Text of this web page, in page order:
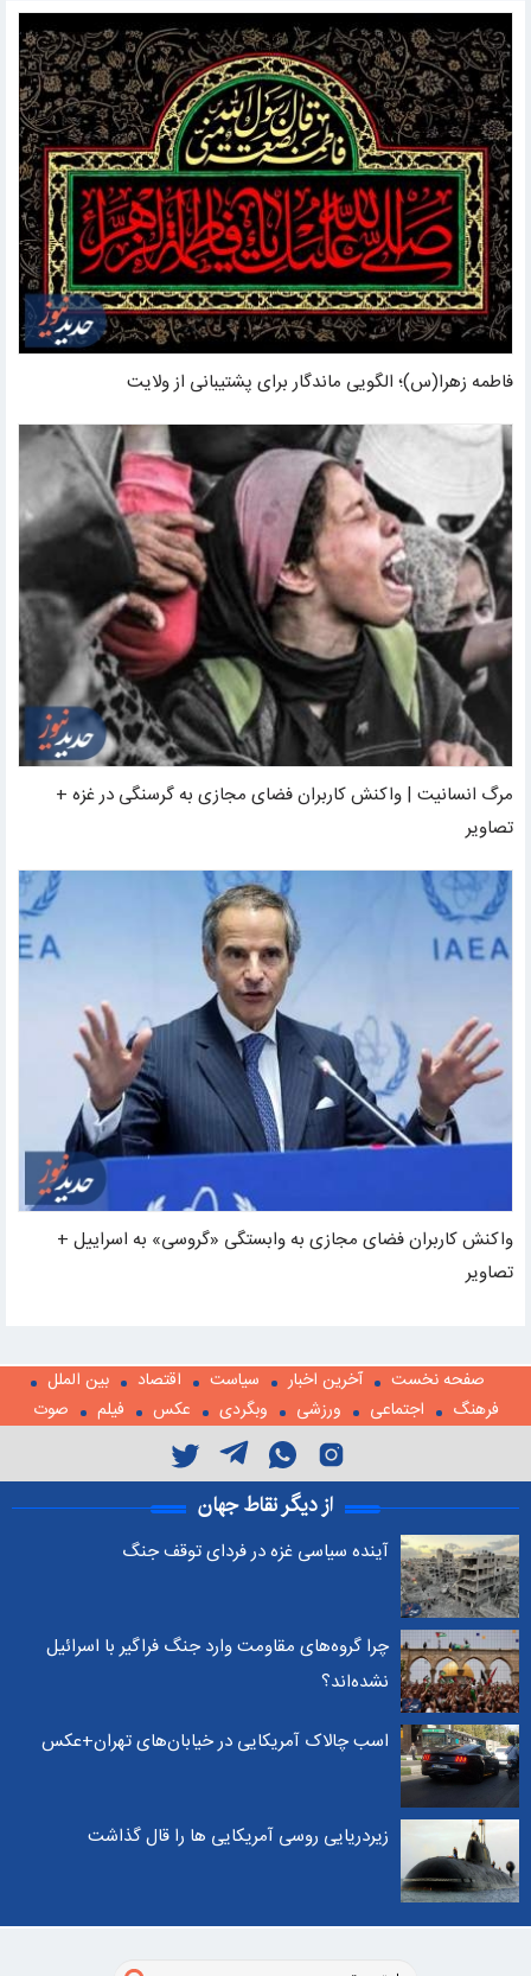
فاطمه زهرا(س)؛ الگویی ماندگار برای پشتیبانی از ولایت
مرگ انسانیت | واکنش کاربران فضای مجازی به گرسنگی در غزه +
تصاویر
واکنش کاربران فضای مجازی به وابستگی «گروسی» به اسراییل +
تصاویر
صفحه نخست آخرین اخبار سیاست اقتصاد
بین الملل
فرهنگ
اجتماعی ورزشی وبگردی عکس فیلم صوت
از دیگر نقاط جهان
آینده سیاسی غزه در فردای توقف جنگ
چرا گروه‌های مقاومت وارد جنگ فراگیر با اسرائیل
نشده‌اند؟
اسب چالاک آمریکایی در خیابان‌های تهران+عکس
زیردریایی روسی آمریکایی ها را قال گذاشت